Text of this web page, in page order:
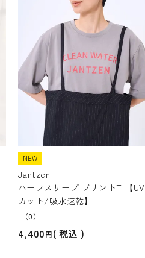
NEW
Jantzen
ハーフスリーブ プリントT 【UV
カット/吸水速乾】
（0）
4,400 税込